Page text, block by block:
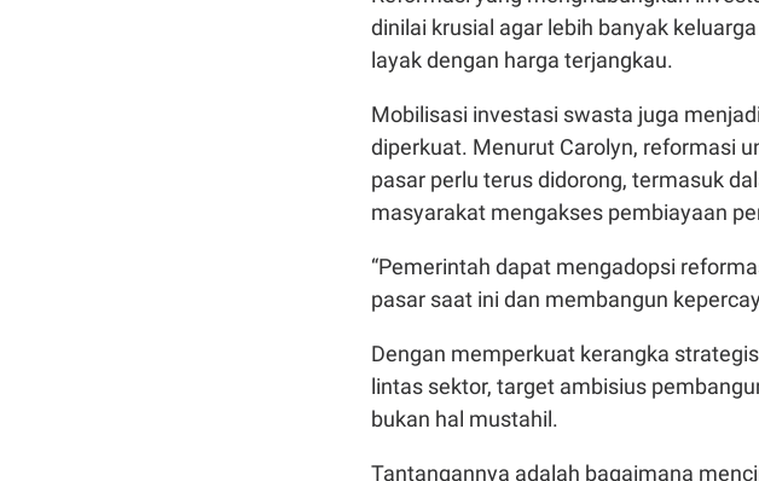
dinilai krusial agar lebih banyak
layak dengan harga terjangkau.
Mobilisasi investasi swasta juga
diperkuat. Menurut Carolyn, reformasi
pasar perlu terus didorong, termasuk
masyarakat mengakses pembiayaan
“Pemerintah dapat mengadopsi
pasar saat ini dan membangun
Dengan memperkuat kerangka
lintas sektor, target ambisius
bukan hal mustahil.
Tantangannya adalah bagaimana